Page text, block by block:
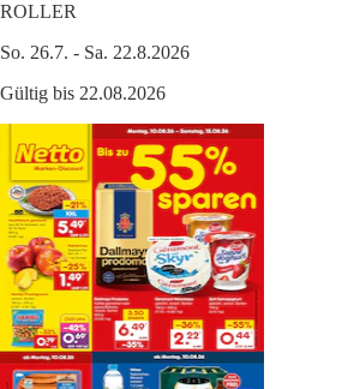
ROLLER
So. 26.7. - Sa. 22.8.2026
Gültig bis 22.08.2026